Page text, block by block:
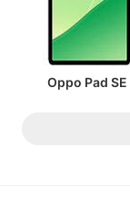
Oppo Pad SE